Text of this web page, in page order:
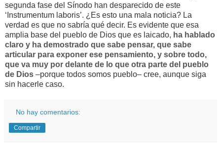
segunda fase del Sínodo han desparecido de este
‘Instrumentum laboris’. ¿Es esto una mala noticia? La
verdad es que no sabría qué decir. Es evidente que esa
amplia base del pueblo de Dios que es laicado, ha hablado
claro y ha demostrado que sabe pensar, que sabe
articular para exponer ese pensamiento, y sobre todo,
que va muy por delante de lo que otra parte del pueblo
de Dios –porque todos somos pueblo– cree, aunque siga
sin hacerle caso.
No hay comentarios:
Compartir